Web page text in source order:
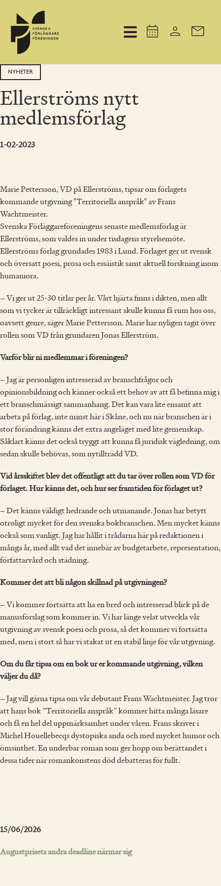
NYHETER
Ellerströms nytt
medlemsförlag
1-02-2023
Marie Pettersson, VD på Ellerströms, tipsar om förlagets
kommande utgivning "Territoriella anspråk" av Frans
Wachtmeister.
Svenska Förläggareföreningens senaste medlemsförlag är
Ellerströms, som valdes in under tisdagens styrelsemöte.
Ellerströms förlag grundades 1983 i Lund. Förlaget ger ut svensk
och översatt poesi, prosa och essäistik samt aktuell forskning inom
humaniora.
– Vi ger ut 25-30 titlar per år. Vårt hjärta finns i dikten, men allt
som vi tycker är tillräckligt intressant skulle kunna få rum hos oss,
oavsett genre, säger Marie Pettersson. Marie har nyligen tagit över
rollen som VD från grundaren Jonas Ellerström.
Varför blir ni medlemmar i föreningen?
– Jag är personligen intresserad av branschfrågor och
opinionsbildning och känner också ett behov av att få befinna mig i
ett branschmässigt sammanhang. Det kan vara lite ensamt att
arbeta på förlag, inte minst här i Skåne, och nu när branschen är i
stor förändring känns det extra angeläget med lite gemenskap.
Såklart känns det också tryggt att kunna få juridisk vägledning, om
sedan skulle behövas, som nytillträdd VD.
Vid årsskiftet blev det offentligt att du tar över rollen som VD för
förlaget. Hur känns det, och hur ser framtiden för förlaget ut?
– Det känns väldigt hedrande och utmanande. Jonas har betytt
otroligt mycket för den svenska bokbranschen. Men mycket känns
också som vanligt. Jag har hållit i trådarna här på redaktionen i
många år, med allt vad det innebär av budgetarbete, representation,
författarvård och städning.
Kommer det att bli någon skillnad på utgivningen?
– Vi kommer fortsätta att ha en bred och intresserad blick på de
manusförslag som kommer in. Vi har länge velat utveckla vår
utgivning av svensk poesi och prosa, så det kommer vi fortsätta
med, men i stort så har vi stakat ut en stabil linje för vår utgivning.
Om du får tipsa om en bok ur er kommande utgivning, vilken
väljer du då?
– Jag vill gärna tipsa om vår debutant Frans Wachtmeister. Jag tror
att hans bok ”Territoriella anspråk” kommer hitta många läsare
och få en hel del uppmärksamhet under våren. Frans skriver i
Michel Houellebecqs dystopiska anda och med mycket humor och
ömsinthet. En underbar roman som ger hopp om berättandet i
dessa tider när romankonstens död debatteras för fullt.
15/06/2026
Augustprisets andra deadline närmar sig